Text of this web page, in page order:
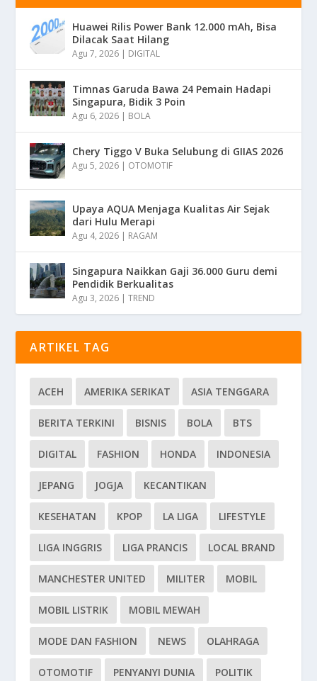
Huawei Rilis Power Bank 12.000 mAh, Bisa
Dilacak Saat Hilang
Agu 7, 2026 | DIGITAL
Timnas Garuda Bawa 24 Pemain Hadapi
Singapura, Bidik 3 Poin
Agu 6, 2026 | BOLA
Chery Tiggo V Buka Selubung di GIIAS 2026
Agu 5, 2026 | OTOMOTIF
Upaya AQUA Menjaga Kualitas Air Sejak
dari Hulu Merapi
Agu 4, 2026 | RAGAM
Singapura Naikkan Gaji 36.000 Guru demi
Pendidik Berkualitas
Agu 3, 2026 |TREND
ARTIKEL TAG
ACEH AMERIKA SERIKAT ASIA TENGGARA
BERITA TERKINI BISNIS BOLA BTS
DIGITAL FASHION HONDA INDONESIA
JEPANG JOGJA KECANTIKAN
KESEHATAN KPOP LA LIGA LIFESTYLE
LIGA INGGRIS LIGA PRANCIS LOCAL BRAND
MANCHESTER UNITED MILITER MOBIL
MOBIL LISTRIK MOBIL MEWAH
MODE DAN FASHION NEWS OLAHRAGA
OTOMOTIF PENYANYI DUNIA POLITIK